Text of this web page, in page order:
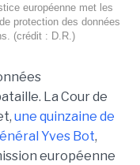
européenne met les
protection des données
(crédit : D.R.)
La Cour de
une quinzaine de
Yves Bot,
européenne